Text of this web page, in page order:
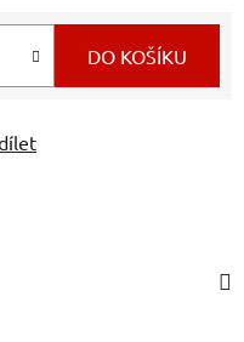
DO KOŠÍKU